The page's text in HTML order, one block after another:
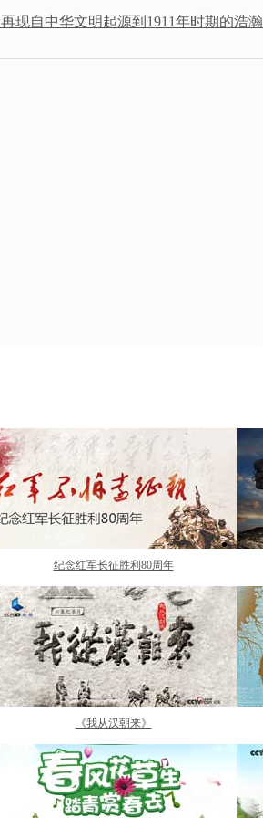
现自中华文明起源到1911年时期的浩
纪念红军长征胜利80周年
《我从汉朝来》